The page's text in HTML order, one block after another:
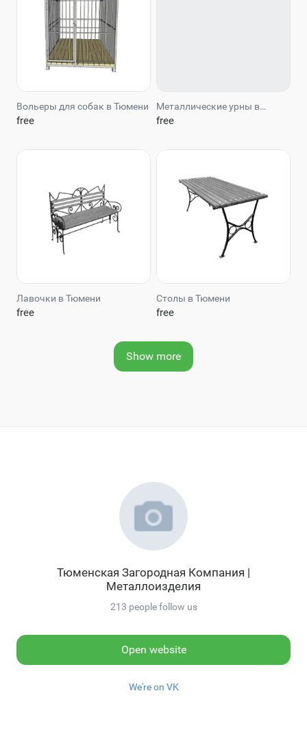
Вольеры для собак в Тюмени
free
Металлические урны в
Тюмени
free
Лавочки в Тюмени
free
Столы в Тюмени
free
Show more
Тюменская Загородная Компания |
Металлоизделия
213 people follow us
Open website
We're on VK